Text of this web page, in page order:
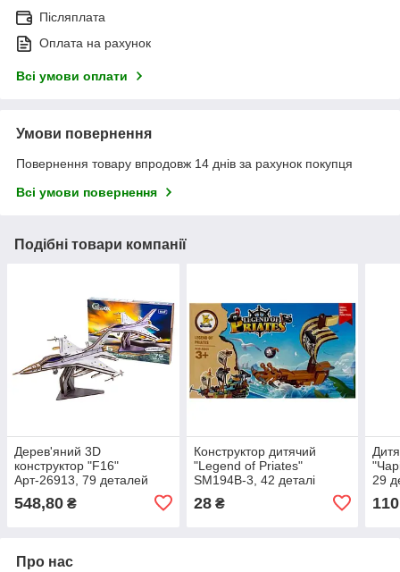
Післяплата
Оплата на рахунок
Всі умови оплати
Умови повернення
Повернення товару впродовж 14 днів за рахунок покупця
Всі умови повернення
Подібні товари компанії
Дерев'яний 3D
конструктор "F16"
Арт-26913, 79 деталей
548,80 ₴
Конструктор дитячий
"Legend of Priates"
SM194B-3, 42 деталі
28₴
29
Про нас